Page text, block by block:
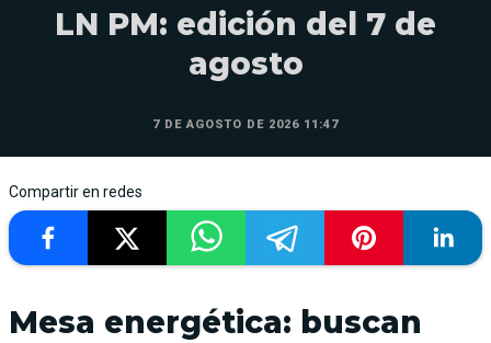
LN PM: edición del 7 de
agosto
7 DE AGOSTO DE 2026 11:47
Compartir en redes
Mesa energética: buscan